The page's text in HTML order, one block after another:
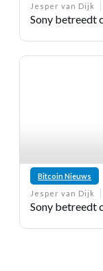
Jesper van Dijk
Sony betreedt
Bitcoin Nieuws
Jesper van Dijk
Sony betreedt